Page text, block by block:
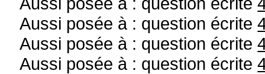
Aussi posée à : question écrite
Aussi posée à : question écrite
Aussi posée à : question écrite